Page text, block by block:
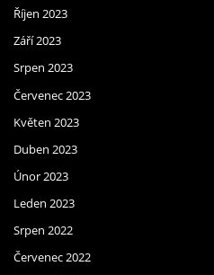
Říjen 2023
Září 2023
Srpen 2023
Červenec 2023
Květen 2023
Duben 2023
Únor 2023
Leden 2023
Srpen 2022
Červenec 2022